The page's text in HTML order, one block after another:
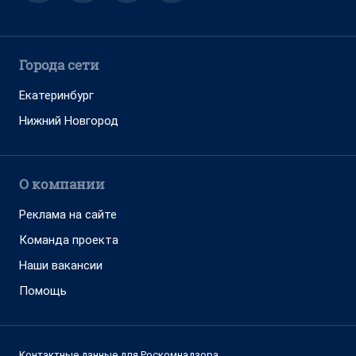
Города сети
Екатеринбург
Нижний Новгород
О компании
Реклама на сайте
Команда проекта
Наши вакансии
Помощь